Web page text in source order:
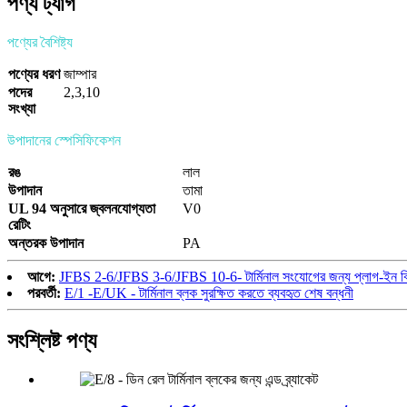
পণ্যের বৈশিষ্ট্য
পণ্যের ধরণ জাম্পার
পদের
সংখ্যা
2,3,10
উপাদানের স্পেসিফিকেশন
রঙ
লাল
উপাদান
তামা
UL 94 অনুসারে জ্বলনযোগ্যতা
রেটিং
V0
অন্তরক উপাদান PA
আগে: JFBS 2-6/JFBS 3-6/JFBS 10-6- টার্মিনাল সংযোগের জন্য প্লাগ-ইন
পরবর্তী: E/1 -E/UK - টার্মিনাল ব্লক সুরক্ষিত করতে ব্যবহৃত শেষ বন্ধনী
সংশ্লিষ্ট পণ্য